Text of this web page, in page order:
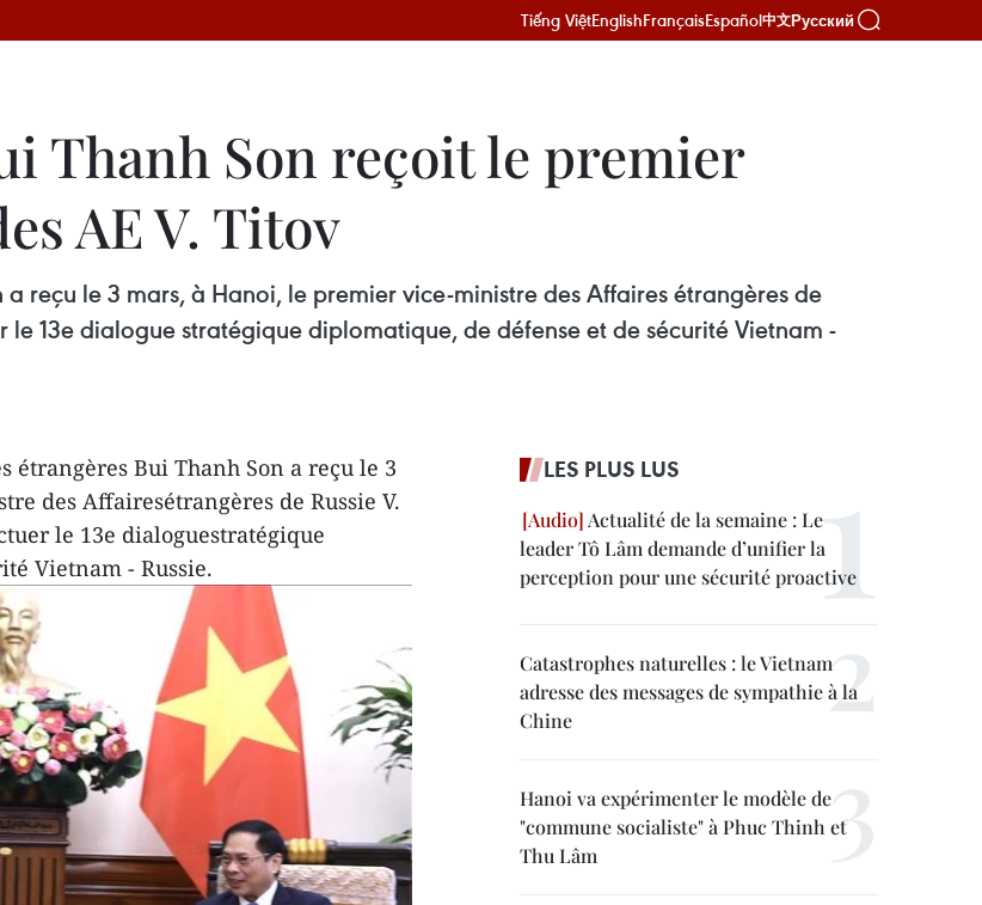
Tiếng ViệtEnglishFrançaisEspañol中文Русский
Thanh Son reçoit le premier
AE V. Titov
reçu le 3 mars, à Hanoi, le premier vice-ministre des Affaires étrangères de
le 13e dialogue stratégique diplomatique, de défense et de sécurité Vietnam -
Bui Thanh Son a reçu le 3
des Affairesétrangères de Russie V.
le 13e dialoguestratégique
Vietnam - Russie.
LES PLUS LUS
Actualité de la semaine : Le
leader Tô Lâm demande d’unifier la
perception pour une sécurité proactive
Catastrophes naturelles : le Vietnam
adresse des messages de sympathie à la
Chine
Hanoi va expérimenter le modèle de
"commune socialiste" à Phuc Thinh et
Thu Lâm